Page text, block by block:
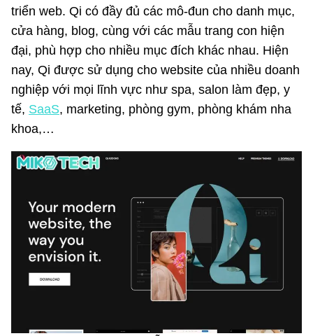
triển web. Qi có đầy đủ các mô-đun cho danh mục,
cửa hàng, blog, cùng với các mẫu trang con hiện
đại, phù hợp cho nhiều mục đích khác nhau. Hiện
nay, Qi được sử dụng cho website của nhiều doanh
nghiệp với mọi lĩnh vực như spa, salon làm đẹp, y
tế, SaaS, marketing, phòng gym, phòng khám nha
khoa,…